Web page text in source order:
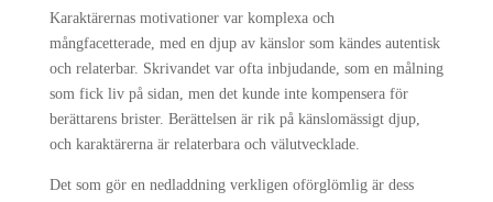
Karaktärernas motivationer var komplexa och
mångfacetterade, med en djup av känslor som kändes autentisk
och relaterbar. Skrivandet var ofta inbjudande, som en målning
som fick liv på sidan, men det kunde inte kompensera för
berättarens brister. Berättelsen är rik på känslomässigt djup,
och karaktärerna är relaterbara och välutvecklade.
Det som gör en nedladdning verkligen oförglömlig är dess